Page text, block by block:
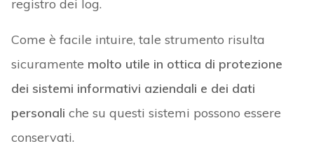
registro dei log.
Come è facile intuire, tale strumento risulta
sicuramente molto utile in ottica di protezione
dei sistemi informativi aziendali e dei dati
personali che su questi sistemi possono essere
conservati.